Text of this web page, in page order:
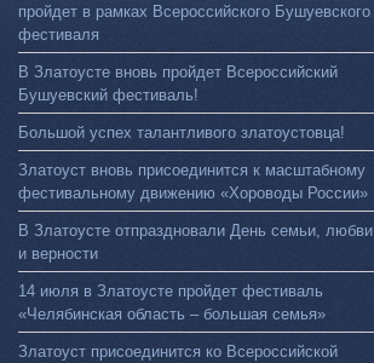
пройдет в рамках Всероссийского Бушуевского
фестиваля
В Златоусте вновь пройдет Всероссийский
Бушуевский фестиваль!
Большой успех талантливого златоустовца!
Златоуст вновь присоединится к масштабному
фестивальному движению «Хороводы России»
В Златоусте отпраздновали День семьи, любви
и верности
14 июля в Златоусте пройдет фестиваль
«Челябинская область – большая семья»
Златоуст присоединится ко Всероссийской